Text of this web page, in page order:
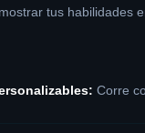
tus habilidades
Corre